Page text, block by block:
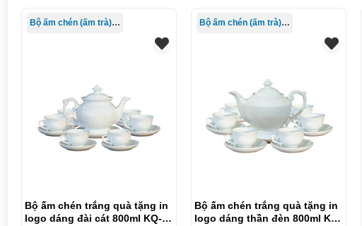
Bộ ấm chén (ấm trà) in logo
Bộ ấm chén trắng quà tặng in
logo dáng đài cát 800ml KQ-
Bộ ấm chén (ấm trà) in logo
Bộ ấm chén trắng quà tặng in
logo dáng thần đèn 800ml KG-